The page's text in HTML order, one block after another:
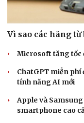
Cải chính
Vì sao các hãng
Microsoft tăng tốc
ChatGPT miễn phí
tính năng AI mới
Apple và
smartphone cao